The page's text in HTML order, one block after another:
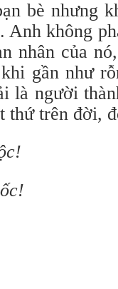
bè nhưng
Anh không
nhân của
gần như
là người
thứ trên đời,